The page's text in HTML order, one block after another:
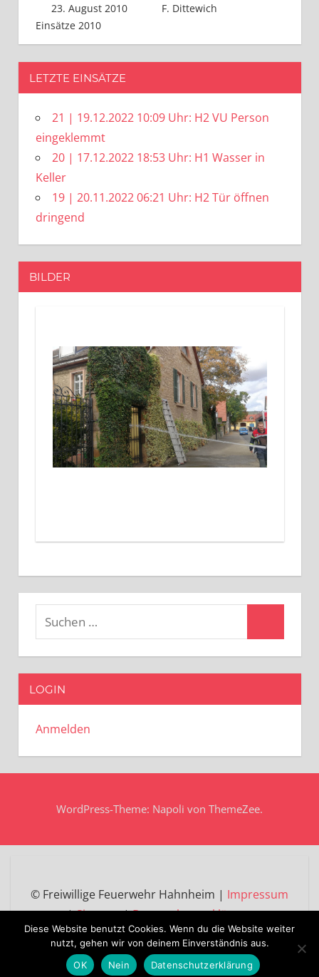
23. August 2010
F. Dittewich
Einsätze 2010
LETZTE EINSÄTZE
21 | 19.12.2022 10:09 Uhr: H2 VU Person
eingeklemmt
20 | 17.12.2022 18:53 Uhr: H1 Wasser in
Keller
19 | 20.11.2022 06:21 Uhr: H2 Tür öffnen
dringend
BILDER
Suchen
LOGIN
Anmelden
WordPress-Theme: Napoli von ThemeZee.
© Freiwillige Feuerwehr Hahnheim | Impressum
|Sitemap|Datenschutzerklärung
Diese Website benutzt Cookies. Wenn du die Website weiter
nutzt, gehen wir von deinem Einverständnis aus.
OK
Nein Datenschutzerklärung